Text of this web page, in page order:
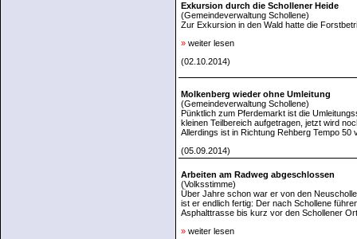
Exkursion durch die Schollener Heide
(Gemeindeverwaltung Schollene)
Zur Exkursion in den Wald hatte die
» weiter lesen
(02.10.2014)
Molkenberg wieder ohne Umleitung
(Gemeindeverwaltung Schollene)
Pünktlich zum Pferdemarkt ist die
kleinen Teilbereich aufgetragen, jetzt wird
Allerdings ist in Richtung Rehberg Tempo
(05.09.2014)
Arbeiten am Radweg abgeschlossen
(Volksstimme)
Über Jahre schon war er von den
ist er endlich fertig: Der nach Schollene
Asphalttrasse bis kurz vor den Schollener
» weiter lesen